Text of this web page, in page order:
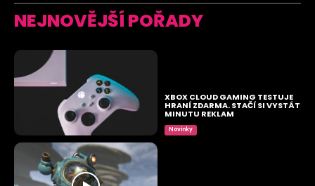
NEJNOVĚJŠÍ POŘADY
XBOX CLOUD GAMING TESTUJE
HRANÍ ZDARMA. STAČÍ SI VYSTÁT
MINUTU REKLAM
Novinky